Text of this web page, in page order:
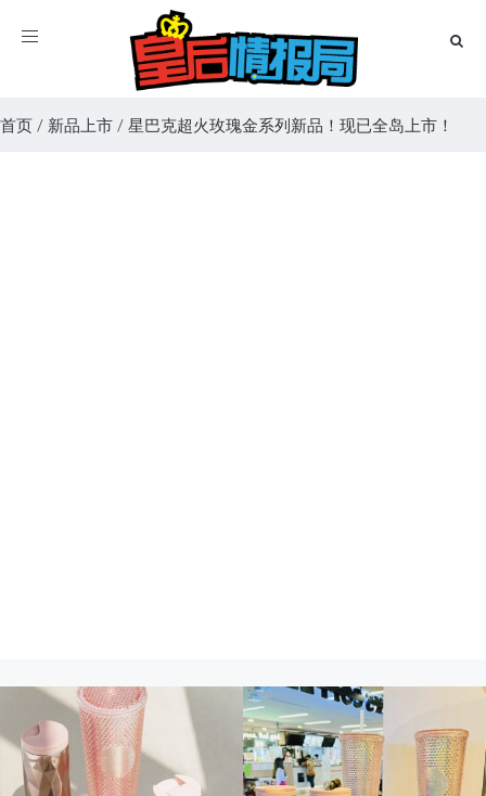
Toggle
首页 / 新品上市 / 星巴克超火玫瑰金系列新品！现已全岛上市！